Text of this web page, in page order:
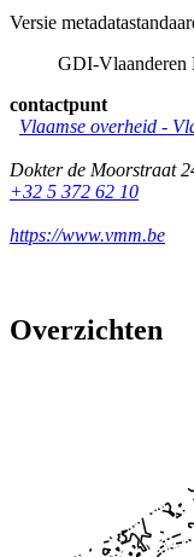
Versie
GDI-Vlaanderen
contactpunt
Vlaamse overheid -
Dokter de Moorstraat
+32 5 372 62 10
https://www.vmm.be
Overzichten